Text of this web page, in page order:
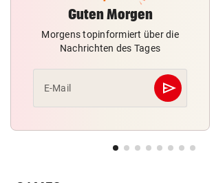
Guten Morgen
Morgens topinformiert über die
Nachrichten des Tages
E-Mail send
Abschicken